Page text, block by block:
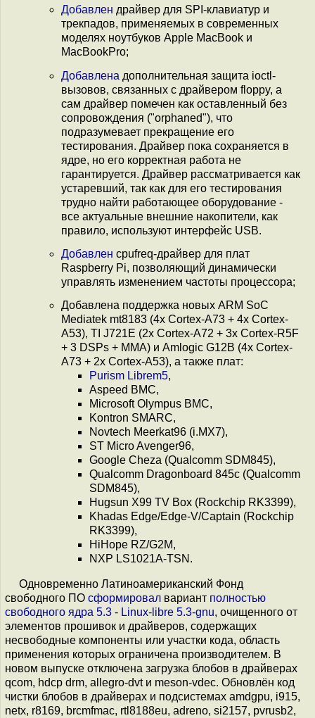
Добавлен драйвер для SPI-клавиатур и
трекпадов, применяемых в современных
моделях ноутбуков Apple MacBook и
MacBookPro;
Добавлена дополнительная защита ioctl-
вызовов, связанных с драйвером floppy, а
сам драйвер помечен как оставленный без
сопровождения ("orphaned"), что
подразумевает прекращение его
тестирования. Драйвер пока сохраняется в
ядре, но его корректная работа не
гарантируется. Драйвер рассматривается как
устаревший, так как для его тестирования
трудно найти работающее оборудование -
все актуальные внешние накопители, как
правило, используют интерфейс USB.
Добавлен cpufreq-драйвер для плат
Raspberry Pi, позволяющий динамически
управлять изменением частоты процессора;
Добавлена поддержка новых ARM SoC
Mediatek mt8183 (4x Cortex-A73 + 4x Cortex-
A53), TI J721E (2x Cortex-A72 + 3x Cortex-R5F
+ 3 DSPs + MMA) и Amlogic G12B (4x Cortex-
A73 + 2x Cortex-A53), а также плат:
Purism Librem5,
Aspeed BMC,
Microsoft Olympus BMC,
Kontron SMARC,
Novtech Meerkat96 (i.MX7),
ST Micro Avenger96,
Google Cheza (Qualcomm SDM845),
Qualcomm Dragonboard 845c (Qualcomm
SDM845),
Hugsun X99 TV Box (Rockchip RK3399),
Khadas Edge/Edge-V/Captain (Rockchip
RK3399),
HiHope RZ/G2M,
NXP LS1021A-TSN.
Одновременно Латиноамериканский Фонд
свободного ПО сформировал вариант полностью
свободного ядра 5.3 - Linux-libre 5.3-gnu, очищенного от
элементов прошивок и драйверов, содержащих
несвободные компоненты или участки кода, область
применения которых ограничена производителем. В
новом выпуске отключена загрузка блобов в драйверах
qcom, hdcp drm, allegro-dvt и meson-vdec. Обновлён код
чистки блобов в драйверах и подсистемах amdgpu, i915,
netx, r8169, brcmfmac, rtl8188eu, adreno, si2157, pvrusb2,